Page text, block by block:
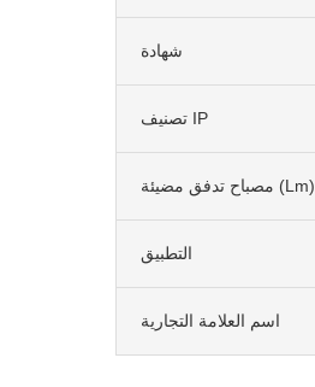
شهادة
تصنيف IP
مصباح تدفق مضيئة (lm)
التطبيق
اسم العلامة التجارية